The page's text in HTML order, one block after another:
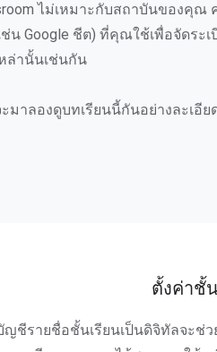
ไม่เหมาะกับสถาบันของคุณ
น Google ชีต) ที่คุณใช้เพื่อจัดระ
ล่านั้นเช่นกัน
ะมาลองดูบทเรียนนี้กันอย่างละเ
ตั้งค่าชั้
ญชีรายชื่อชั้นเรียนเป็นดิจิทัลจะช่